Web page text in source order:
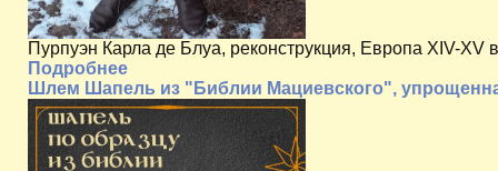
Пурпуэн Карла де Блуа, реконструкция, Европа XIV-XV
Подробнее
Шлем Шапель из "Библии Мациевского",